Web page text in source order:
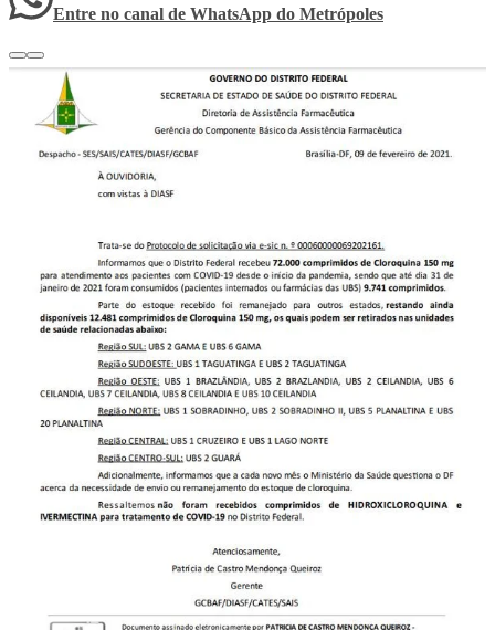
Entre no canal de WhatsApp do Metrópoles